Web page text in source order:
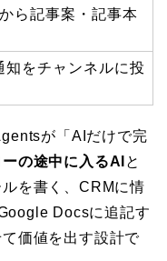
ら記事案・記事本
知をチャンネルに投
が「AIだけで完
の途中に入るAI と
を書く、CRMに情
Docsに追記す
価値を出す設計で